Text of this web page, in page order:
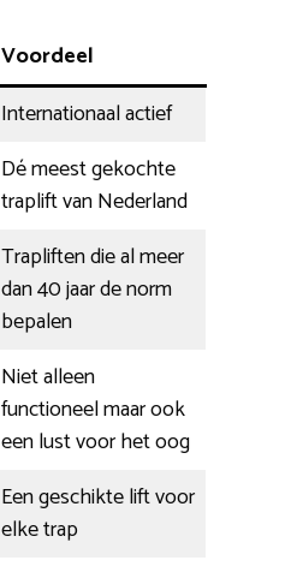
Voordeel
Internationaal actief
Dé meest gekochte
traplift van Nederland
Trapliften die al meer
dan 40 jaar de norm
bepalen
Niet alleen
functioneel maar ook
een lust voor het oog
Een geschikte lift voor
elke trap